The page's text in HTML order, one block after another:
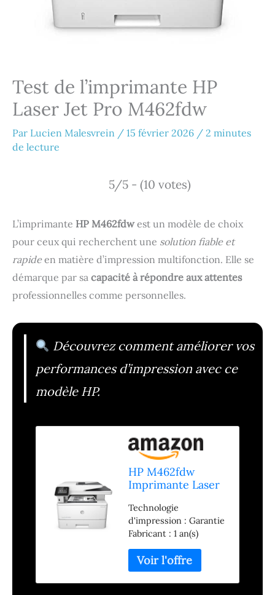
Test de l’imprimante HP
Laser Jet Pro M462fdw
Par Lucien Malesvrein / 15 février 2026 / 2 minutes
de lecture
5/5 - (10 votes)
L’imprimante HP M462fdwest un modèle de choix
pour ceux qui recherchent une solution fiable et
rapideen matière d’impression multifonction. Elle se
démarque par sa capacité à répondre aux attentes
professionnelles comme personnelles.
Découvrez comment améliorer vos
performances d’impression avec ce
modèle HP.
HP M462fdw
Imprimante Laser
Foncé
Technologie
d'impression : Garantie
Fabricant : 1 an(s)